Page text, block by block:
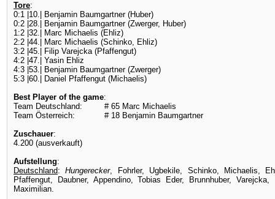
Tore:
0:1 |10.| Benjamin Baumgartner (Huber)
0:2 |28.| Benjamin Baumgartner (Zwerger, Huber)
1:2 |32.| Marc Michaelis (Ehliz)
2:2 |44.| Marc Michaelis (Schinko, Ehliz)
3:2 |45.| Filip Varejcka (Pfaffengut)
4:2 |47.| Yasin Ehliz
4:3 |53.| Benjamin Baumgartner (Zwerger)
5:3 |60.| Daniel Pfaffengut (Michaelis)
Best Player of the game:
Team Deutschland: # 65 Marc Michaelis
Team Österreich: # 18 Benjamin Baumgartner
Zuschauer:
4.200 (ausverkauft)
Aufstellung:
Deutschland:Hungerecker, Fohrler, Ugbekile, Schinko, Michaelis,
Pfaffengut, Daubner, Appendino, Tobias Eder, Brunnhuber,
Maximilian.